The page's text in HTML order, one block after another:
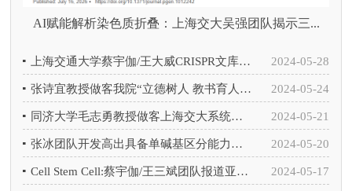
AI赋能解析染色质折叠：上海交大吴强团队揭示三...
上海交通大学蔡宇伽/王大威CRISPR文库筛选发现溶瘤病毒增效新靶点PARP1 2024-05-28
张诗宜教授做客我院“立德树人 教书育人”主题系列讲座（十一） 2024-05-24
同济大学毛志勇教授做客上海交大系统生物医学教育部重点实验室第36期学者讲坛 2024-05-21
张冰团队开发高出具备单碱基区分能力的高精准Cas13d编辑器实现肥厚型心肌病的有效治疗 2024-05-20
Cell Stem Cell:蔡宇伽/王三斌团队报道亚洲首个慢病毒载体成功治疗重症β地中海贫血临床研究 2024-05-17